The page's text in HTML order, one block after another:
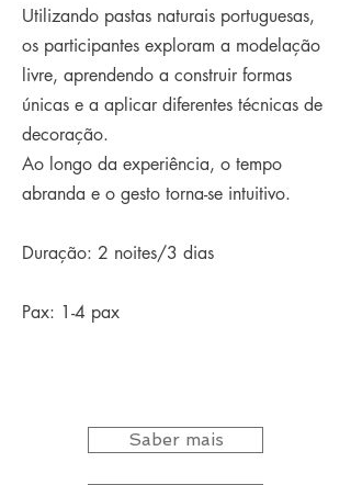
Utilizando pastas naturais portuguesas,
os participantes exploram a modelação
livre, aprendendo a construir formas
únicas e a aplicar diferentes técnicas de
decoração.
Ao longo da experiência, o tempo
abranda e o gesto torna-se intuitivo.
Duração: 2 noites/3 dias
Pax: 1-4 pax​
Saber mais